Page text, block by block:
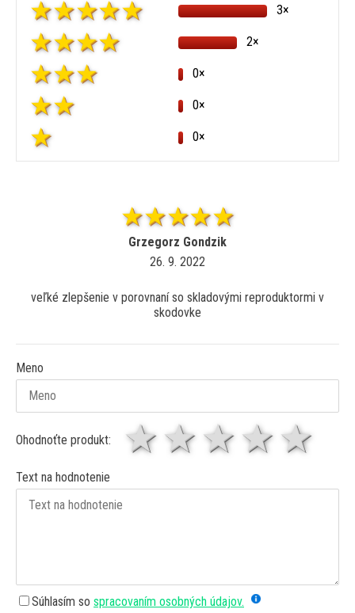
3×
2×
0×
0×
0×
Grzegorz Gondzik
26. 9. 2022
veľké zlepšenie v porovnaní so skladovými reproduktormi v
skodovke
Meno
Ohodnoťte produkt: 4
3
2 hviezdy
1 hviezda
Text na hodnotenie
Súhlasím so spracovaním osobných údajov.